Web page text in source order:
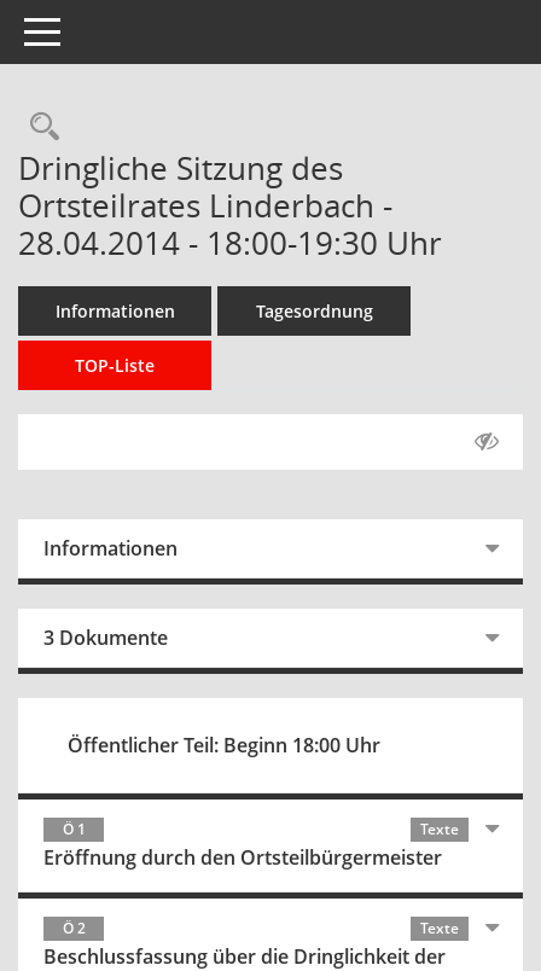
Toggle navigation
Rechercheauswahl
Dringliche Sitzung des
Ortsteilrates Linderbach -
28.04.2014 - 18:00-19:30 Uhr
Informationen Tagesordnung
TOP-Liste
Informationen
3 Dokumente
Öffentlicher Teil: Beginn 18:00 Uhr
Ö 1 Texte
Eröffnung durch den Ortsteilbürgermeister
Ö 2 Texte
Beschlussfassung über die Dringlichkeit der